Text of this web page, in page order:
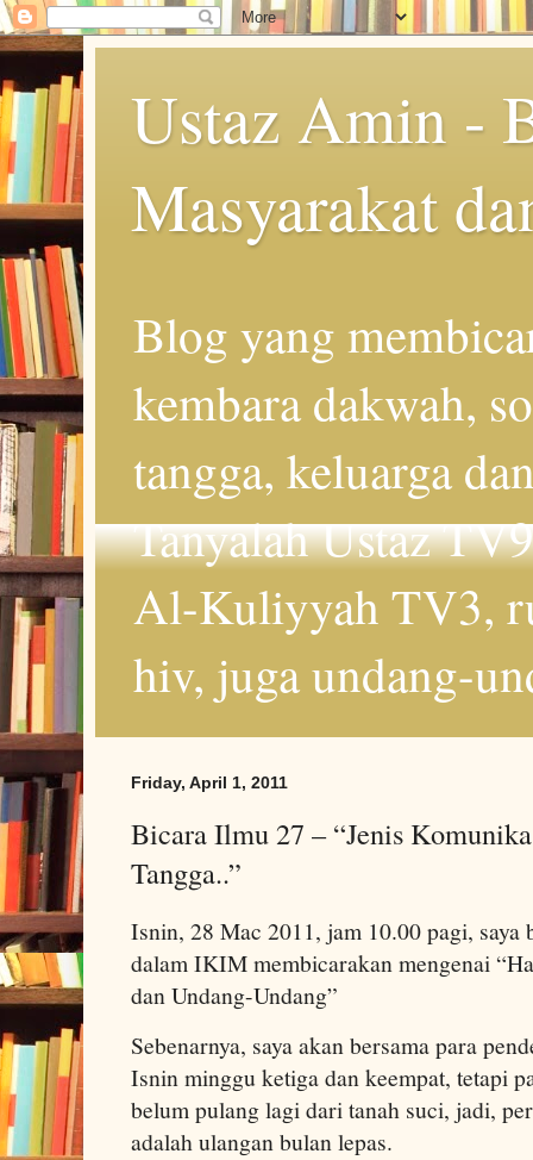
Ustaz Amin -
Masyarakat
Blog yang
kembara dakwah,
tangga, keluarga
Tanyalah Ustaz
Al-Kuliyyah TV3,
hiv, juga undang-
Friday, April 1, 2011
Bicara Ilmu 27 – “Jenis
Tangga..”
Isnin, 28 Mac 2011, jam 10.00 pagi, saya
dalam IKIM membicarakan mengenai
dan Undang-Undang”
Sebenarnya, saya akan bersama para
Isnin minggu ketiga dan keempat, tetapi
belum pulang lagi dari tanah suci, jadi,
adalah ulangan bulan lepas.